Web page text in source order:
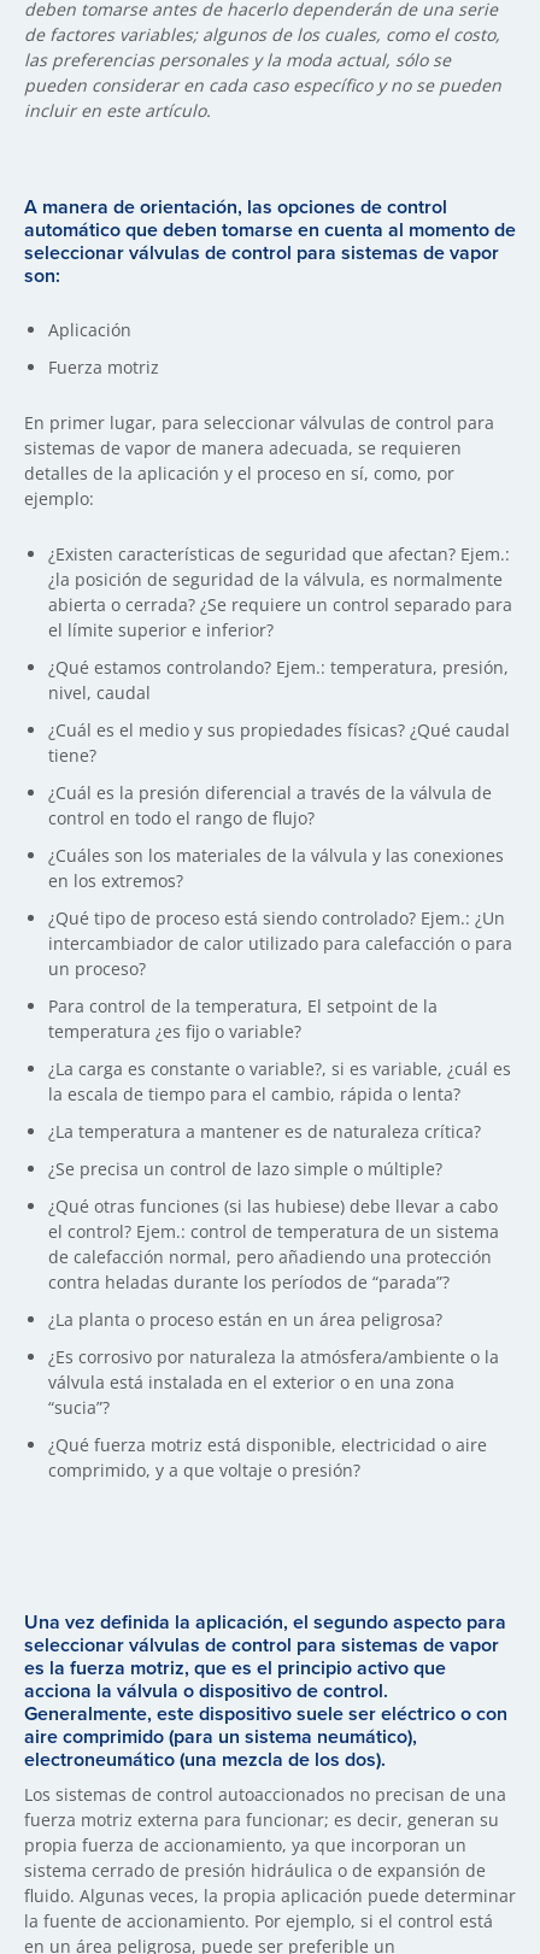
deben tomarse antes de hacerlo dependerán de una serie
de factores variables; algunos de los cuales, como el costo,
las preferencias personales y la moda actual, sólo se
pueden considerar en cada caso específico y no se pueden
incluir en este artículo.
A manera de orientación, las opciones de control
automático que deben tomarse en cuenta al momento de
seleccionar válvulas de control para sistemas de vapor
son:
Aplicación
Fuerza motriz
En primer lugar, para seleccionar válvulas de control para
sistemas de vapor de manera adecuada, se requieren
detalles de la aplicación y el proceso en sí, como, por
ejemplo:
¿Existen características de seguridad que afectan? Ejem.:
¿la posición de seguridad de la válvula, es normalmente
abierta o cerrada? ¿Se requiere un control separado para
el límite superior e inferior?
¿Qué estamos controlando? Ejem.: temperatura, presión,
nivel, caudal
¿Cuál es el medio y sus propiedades físicas? ¿Qué caudal
tiene?
¿Cuál es la presión diferencial a través de la válvula de
control en todo el rango de flujo?
¿Cuáles son los materiales de la válvula y las conexiones
en los extremos?
¿Qué tipo de proceso está siendo controlado? Ejem.: ¿Un
intercambiador de calor utilizado para calefacción o para
un proceso?
Para control de la temperatura, El setpoint de la
temperatura ¿es fijo o variable?
¿La carga es constante o variable?, si es variable, ¿cuál es
la escala de tiempo para el cambio, rápida o lenta?
¿La temperatura a mantener es de naturaleza crítica?
¿Se precisa un control de lazo simple o múltiple?
¿Qué otras funciones (si las hubiese) debe llevar a cabo
el control? Ejem.: control de temperatura de un sistema
de calefacción normal, pero añadiendo una protección
contra heladas durante los períodos de “parada”?
¿La planta o proceso están en un área peligrosa?
¿Es corrosivo por naturaleza la atmósfera/ambiente o la
válvula está instalada en el exterior o en una zona
“sucia”?
¿Qué fuerza motriz está disponible, electricidad o aire
comprimido, y a que voltaje o presión?
Una vez definida la aplicación, el segundo aspecto para
seleccionar válvulas de control para sistemas de vapor
es la fuerza motriz, que es el principio activo que
acciona la válvula o dispositivo de control.
Generalmente, este dispositivo suele ser eléctrico o con
aire comprimido (para un sistema neumático),
electroneumático (una mezcla de los dos).
Los sistemas de control autoaccionados no precisan de una
fuerza motriz externa para funcionar; es decir, generan su
propia fuerza de accionamiento, ya que incorporan un
sistema cerrado de presión hidráulica o de expansión de
fluido. Algunas veces, la propia aplicación puede determinar
la fuente de accionamiento. Por ejemplo, si el control está
en un área peligrosa, puede ser preferible un